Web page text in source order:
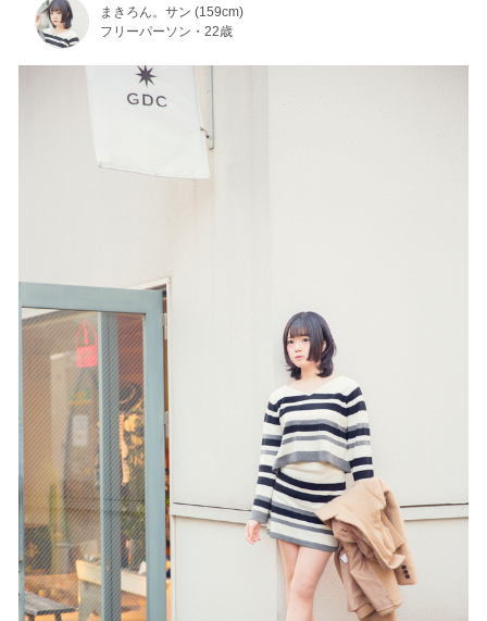
まきろん。サン (159cm)
フリーパーソン・22歳